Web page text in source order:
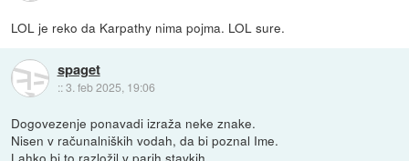
LOL je reko da Karpathy nima pojma. LOL sure.
spaget
::3. feb 2025, 19:06
Dogovezenje ponavadi izraža neke znake.
Nisen v računalniških vodah, da bi poznal Ime.